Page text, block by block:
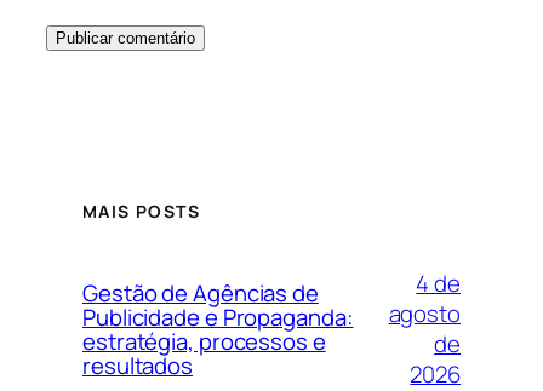
MAIS POSTS
Gestão de Agências de
Publicidade e Propaganda:
estratégia, processos e
resultados
4 de
agosto
de
2026